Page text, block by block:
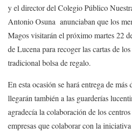
y el director del Colegio Público
Antonio Osuna anunciaban que los
Magos visitarán el próximo martes 22
de Lucena para recoger las cartas de
tradicional bolsa de regalo.
En esta ocasión se hará entrega de más
llegarán también a las guarderías
agradecía la colaboración de los
empresas que colaborar con la